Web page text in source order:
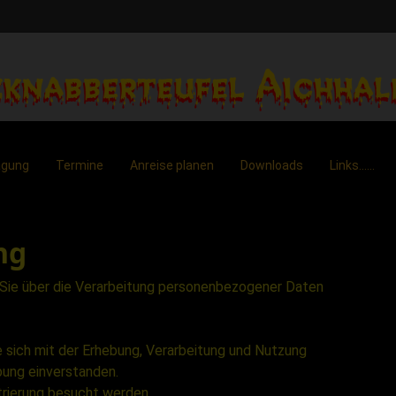
Termine Anreise planen Downloads Links......
über die Verarbeitung personenbezogener Daten
mit der Erhebung, Verarbeitung und Nutzung
einverstanden.